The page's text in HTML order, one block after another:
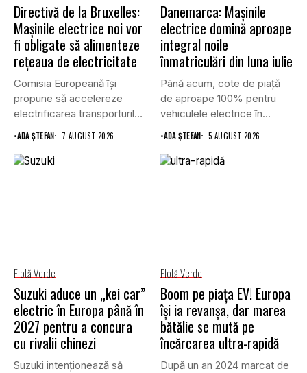
Directivă de la Bruxelles:
Mașinile electrice noi vor
fi obligate să alimenteze
rețeaua de electricitate
Comisia Europeană își
propune să accelereze
electrificarea transporturilor,
a clădirilor și a...
•ADA ȘTEFAN 7 AUGUST 2026
Danemarca: Mașinile
electrice domină aproape
integral noile
înmatriculări din luna iulie
Până acum, cote de piață
de aproape 100% pentru
vehiculele electrice în...
•ADA ȘTEFAN 5 AUGUST 2026
Flotă Verde
Suzuki aduce un „kei car”
electric în Europa până în
2027 pentru a concura
cu rivalii chinezi
Suzuki intenționează să
Flotă Verde
Boom pe piața EV! Europa
își ia revanșa, dar marea
bătălie se mută pe
încărcarea ultra-rapidă
După un an 2024 marcat de